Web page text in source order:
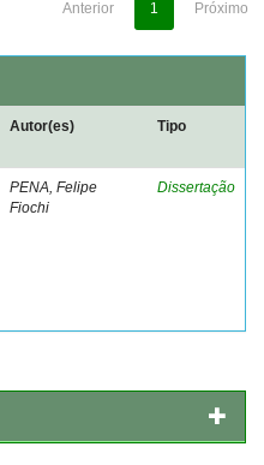
Anterior 1 Próximo
Autor(es) Tipo
PENA, Felipe
Fiochi
Dissertação